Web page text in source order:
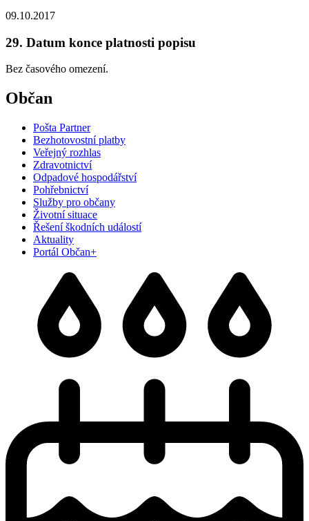
09.10.2017
29. Datum konce platnosti popisu
Bez časového omezení.
Občan
Pošta Partner
Bezhotovostní platby
Veřejný rozhlas
Zdravotnictví
Odpadové hospodářství
Pohřebnictví
Služby pro občany
Životní situace
Řešení škodních událostí
Aktuality
Portál Občan+